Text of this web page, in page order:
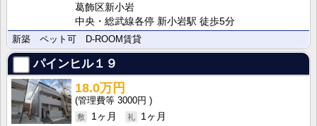
葛飾区新小岩
中央・総武線各停 新小岩駅 徒歩5分
新築 ペット可 D-ROOM賃貸
パインヒル１９
18.0万円
3000円
1ヶ月
1ヶ月